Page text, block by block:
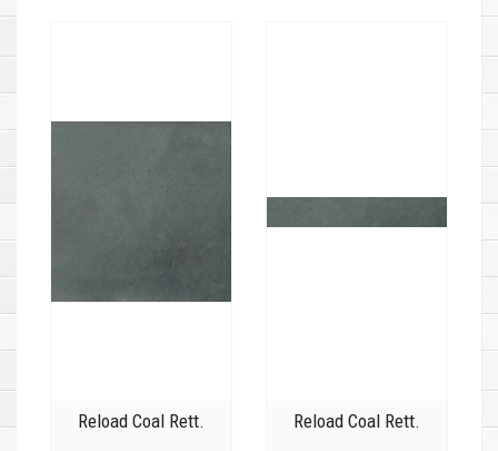
Reload Coal Rett. Reload Coal Rett.